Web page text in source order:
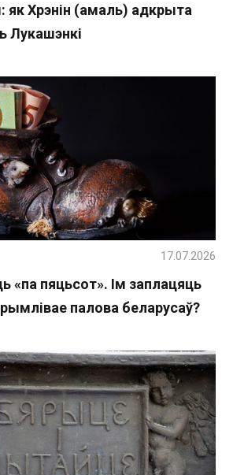
як Хрэнін (амаль) адкрыта
Лукашэнкі
«па пяцьсот». Ім заплацяць
палова беларусаў?
17.07.2026